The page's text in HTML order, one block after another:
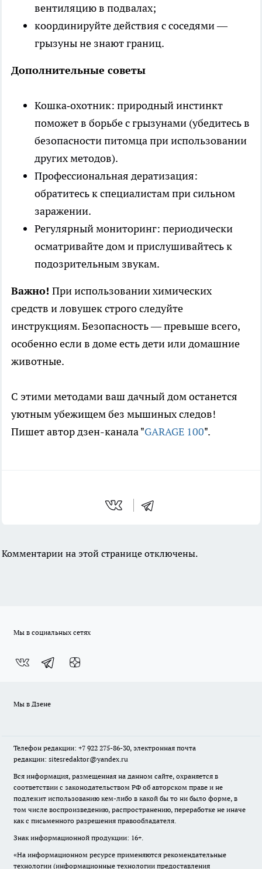
вентиляцию в подвалах;
координируйте действия с соседями —
грызуны не знают границ.
Дополнительные советы
Кошка‑охотник: природный инстинкт
поможет в борьбе с грызунами (убедитесь в
безопасности питомца при использовании
других методов).
Профессиональная дератизация:
обратитесь к специалистам при сильном
заражении.
Регулярный мониторинг: периодически
осматривайте дом и прислушивайтесь к
подозрительным звукам.
Важно! При использовании химических
средств и ловушек строго следуйте
инструкциям. Безопасность — превыше всего,
особенно если в доме есть дети или домашние
животные.
С этими методами ваш дачный дом останется
уютным убежищем без мышиных следов!
Пишет автор дзен-канала "GARAGE 100".
Комментарии на этой странице отключены.
Мы в социальных сетях
Мы в Дзене
Телефон редакции: +7 922 275-86-30, электронная почта
редакции: sitesredaktor@yandex.ru
Вся информация, размещенная на данном сайте, охраняется в
соответствии с законодательством РФ об авторском праве и не
подлежит использованию кем-либо в какой бы то ни было форме, в
том числе воспроизведению, распространению, переработке не иначе
как с письменного разрешения правообладателя.
Знак информационной продукции: 16+.
«На информационном ресурсе применяются рекомендательные
технологии (информационные технологии предоставления